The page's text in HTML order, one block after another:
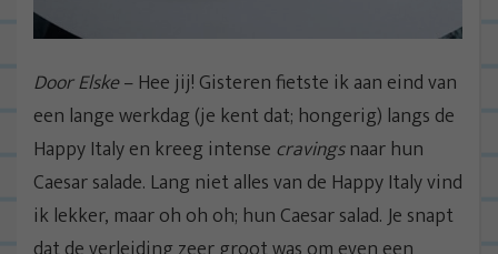
Door Elske– Hee jij! Gisteren fietste ik aan eind van
een lange werkdag (je kent dat; hongerig) langs de
Happy Italy en kreeg intense cravingsnaar hun
Caesar salade. Lang niet alles van de Happy Italy vind
ik lekker, maar oh oh oh; hun Caesar salad. Je snapt